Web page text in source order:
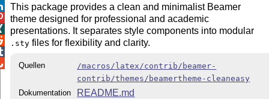
This package provides a clean and minimalist Beamer
theme designed for professional and academic
presentations. It separates style components into modular
.sty files for flexibility and clarity.
Quellen
/macros/latex/contrib/beamer-
contrib/themes/beamertheme-cleaneasy
Dokumentation
README.md